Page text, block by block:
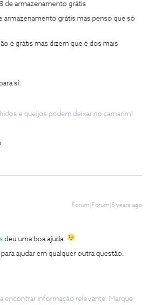
de armazenamento grátis
armazenamento grátis mas penso que só
é grátis mas dizem que é dos mais
si.
e queijos podem deixar no camarim!
Forum|Forum|5 years ago
deu uma boa ajuda.
ajudar em qualquer outra questão.
encontrar informação relevante. Marque